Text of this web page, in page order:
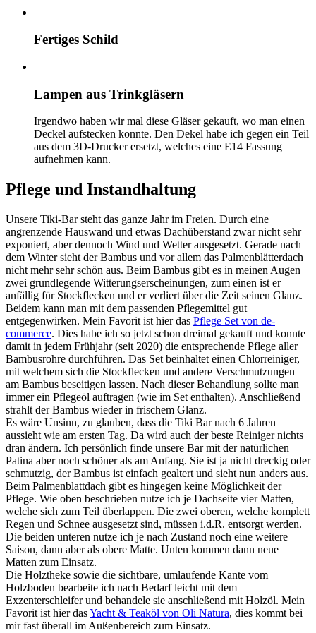
Fertiges Schild
Lampen aus Trinkgläsern
Irgendwo haben wir mal diese Gläser gekauft, wo man einen
Deckel aufstecken konnte. Den Dekel habe ich gegen ein Teil
aus dem 3D-Drucker ersetzt, welches eine E14 Fassung
aufnehmen kann.
Pflege und Instandhaltung
Unsere Tiki-Bar steht das ganze Jahr im Freien. Durch eine
angrenzende Hauswand und etwas Dachüberstand zwar nicht sehr
exponiert, aber dennoch Wind und Wetter ausgesetzt. Gerade nach
dem Winter sieht der Bambus und vor allem das Palmenblätterdach
nicht mehr sehr schön aus. Beim Bambus gibt es in meinen Augen
zwei grundlegende Witterungserscheinungen, zum einen ist er
anfällig für Stockflecken und er verliert über die Zeit seinen Glanz.
Beidem kann man mit dem passenden Pflegemittel gut
entgegenwirken. Mein Favorit ist hier das Pflege Set von de-
commerce. Dies habe ich so jetzt schon dreimal gekauft und konnte
damit in jedem Frühjahr (seit 2020) die entsprechende Pflege aller
Bambusrohre durchführen. Das Set beinhaltet einen Chlorreiniger,
mit welchem sich die Stockflecken und andere Verschmutzungen
am Bambus beseitigen lassen. Nach dieser Behandlung sollte man
immer ein Pflegeöl auftragen (wie im Set enthalten). Anschließend
strahlt der Bambus wieder in frischem Glanz.
Es wäre Unsinn, zu glauben, dass die Tiki Bar nach 6 Jahren
aussieht wie am ersten Tag. Da wird auch der beste Reiniger nichts
dran ändern. Ich persönlich finde unsere Bar mit der natürlichen
Patina aber noch schöner als am Anfang. Sie ist ja nicht dreckig oder
schmutzig, der Bambus ist einfach gealtert und sieht nun anders aus.
Beim Palmenblattdach gibt es hingegen keine Möglichkeit der
Pflege. Wie oben beschrieben nutze ich je Dachseite vier Matten,
welche sich zum Teil überlappen. Die zwei oberen, welche komplett
Regen und Schnee ausgesetzt sind, müssen i.d.R. entsorgt werden.
Die beiden unteren nutze ich je nach Zustand noch eine weitere
Saison, dann aber als obere Matte. Unten kommen dann neue
Matten zum Einsatz.
Die Holztheke sowie die sichtbare, umlaufende Kante vom
Holzboden bearbeite ich nach Bedarf leicht mit dem
Exzenterschleifer und behandele sie anschließend mit Holzöl. Mein
Favorit ist hier dasYacht & Teaköl von Oli Natura, dies kommt bei
mir fast überall im Außenbereich zum Einsatz.